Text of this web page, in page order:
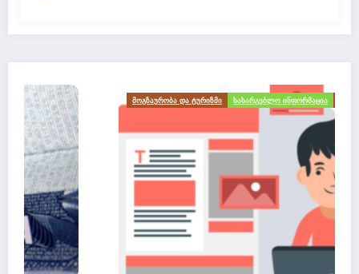
ᲛᲝᲒᲖᲐᲣᲠᲝᲑᲐ ᲓᲐ ᲢᲣᲠᲘᲖᲛᲘ ᲡᲐᲡᲐᲠᲒᲔᲑᲚᲝ ᲘᲜᲤᲝᲠᲛᲐᲪᲘᲐ ᲡᲘᲐᲮᲚᲔᲔᲑᲘ